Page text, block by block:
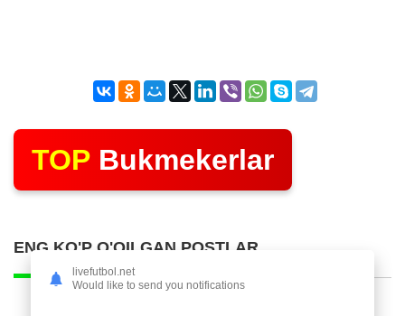
TOP Bukmekerlar
ENG KO'P O'QILGAN POSTLAR
livefutbol.net
Would like to send you notifications